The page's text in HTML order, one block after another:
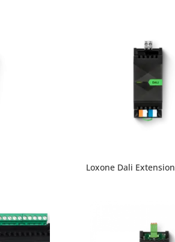
Loxone Dali Extension